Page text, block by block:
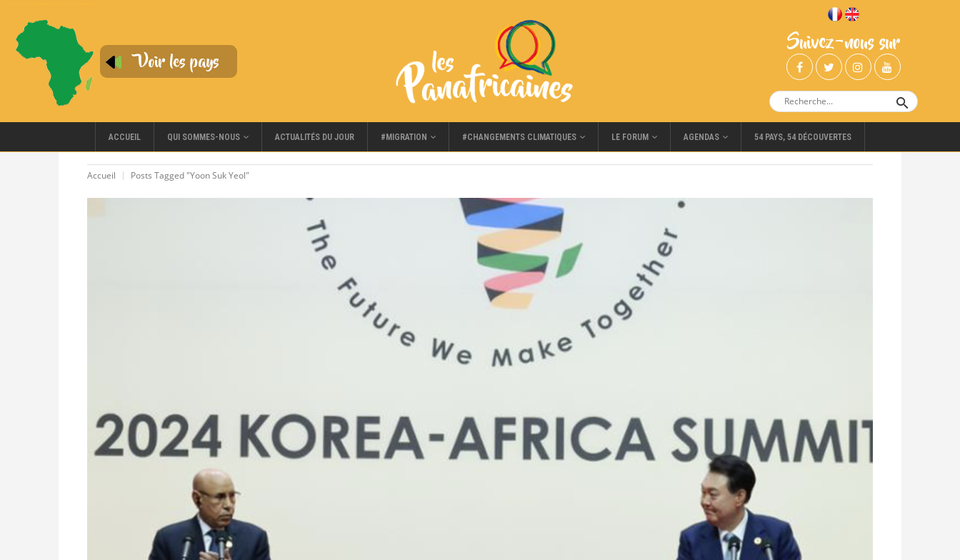
Suivez-nous sur
ACCUEIL QUI SOMMES-NOUS ACTUALITÉS DU JOUR #MIGRATION #CHANGEMENTS CLIMATIQUES LE FORUM AGENDAS 54 PAYS, 54 DÉCOUVERTES
Accueil Posts Tagged "Yoon Suk Yeol"